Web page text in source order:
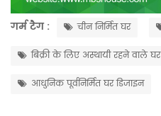
गर्म टैग : चीन निर्मित घर
बिक्री के लिए अस्थायी रहने वाले घर
आधुनिक पूर्वनिर्मित घर डिजाइन